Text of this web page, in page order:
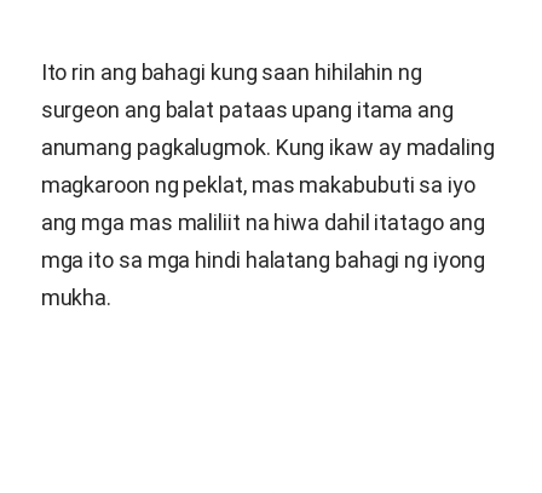
Ito rin ang bahagi kung saan hihilahin ng
surgeon ang balat pataas upang itama ang
anumang pagkalugmok. Kung ikaw ay madaling
magkaroon ng peklat, mas makabubuti sa iyo
ang mga mas maliliit na hiwa dahil itatago ang
mga ito sa mga hindi halatang bahagi ng iyong
mukha.